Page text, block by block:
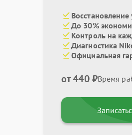
До 30%
Контроль на
Диагностика
Официальная
от 440 ₽Время